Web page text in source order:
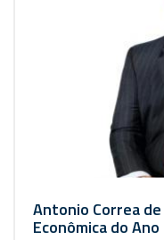
Antonio Correa
Econômica do Ano